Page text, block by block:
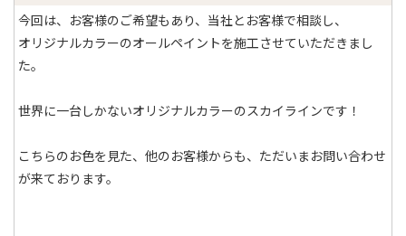
今回は、お客様のご希望もあり、当社とお客様で相談し、
オリジナルカラーのオールペイントを施工させていただきまし
た。
世界に一台しかないオリジナルカラーのスカイラインです！
こちらのお色を見た、他のお客様からも、ただいまお問い合わせ
が来ております。